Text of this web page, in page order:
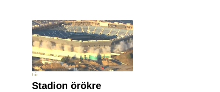
hír
Stadion örökre